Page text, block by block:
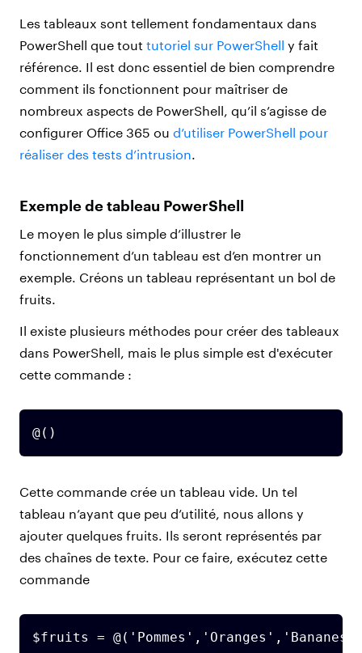
Les tableaux sont tellement fondamentaux dans
PowerShell que tout tutoriel sur PowerShell y fait
référence. Il est donc essentiel de bien comprendre
comment ils fonctionnent pour maîtriser de
nombreux aspects de PowerShell, qu’il s’agisse de
configurer Office 365 ou d’utiliser PowerShell pour
réaliser des tests d’intrusion.
Exemple de tableau PowerShell
Le moyen le plus simple d’illustrer le
fonctionnement d’un tableau est d’en montrer un
exemple. Créons un tableau représentant un bol de
fruits.
Il existe plusieurs méthodes pour créer des tableaux
dans PowerShell, mais le plus simple est d'exécuter
cette commande :
@()
Cette commande crée un tableau vide. Un tel
tableau n’ayant que peu d’utilité, nous allons y
ajouter quelques fruits. Ils seront représentés par
des chaînes de texte. Pour ce faire, exécutez cette
commande
$fruits =